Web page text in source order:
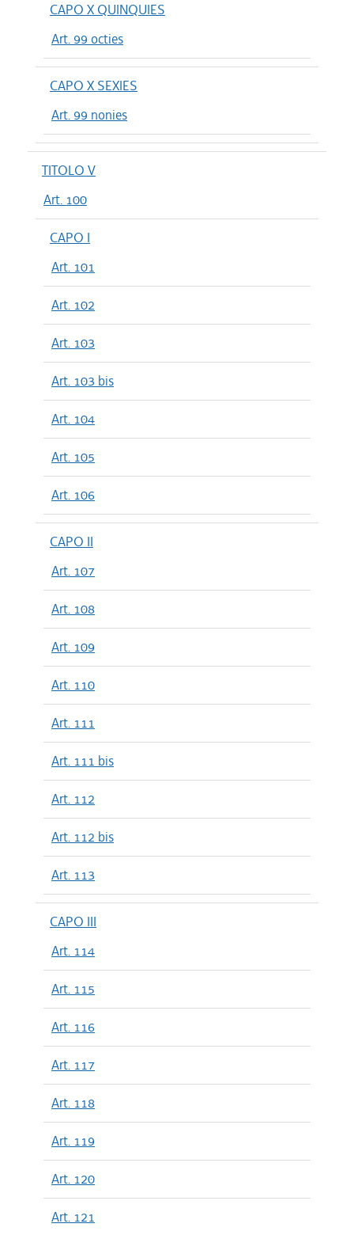
CAPO X QUINQUIES
Art. 99 octies
CAPO X SEXIES
Art. 99 nonies
TITOLO V
Art. 100
CAPO I
Art. 101
Art. 102
Art. 103
Art. 103 bis
Art. 104
Art. 105
Art. 106
CAPO II
Art. 107
Art. 108
Art. 109
Art. 110
Art. 111
Art. 111 bis
Art. 112
Art. 112 bis
Art. 113
CAPO III
Art. 114
Art. 115
Art. 116
Art. 117
Art. 118
Art. 119
Art. 120
Art. 121